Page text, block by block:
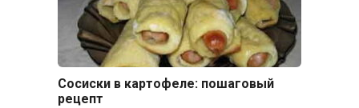
Сосиски в картофеле: пошаговый
рецепт